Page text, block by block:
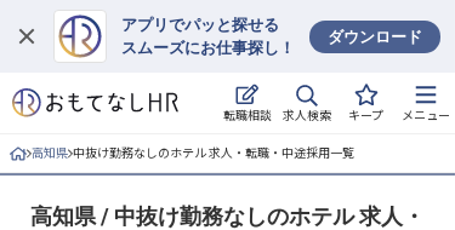
アプリでパッと探せる
スムーズにお仕事探し！
ダウンロード
転職相談 求人検索 キープ メニュー
ログイン
求人・施設を探す
高知県 中抜け勤務なしのホテル 求人・転職・中途採用一覧
高知県 / 中抜け勤務なしのホテル 求人・